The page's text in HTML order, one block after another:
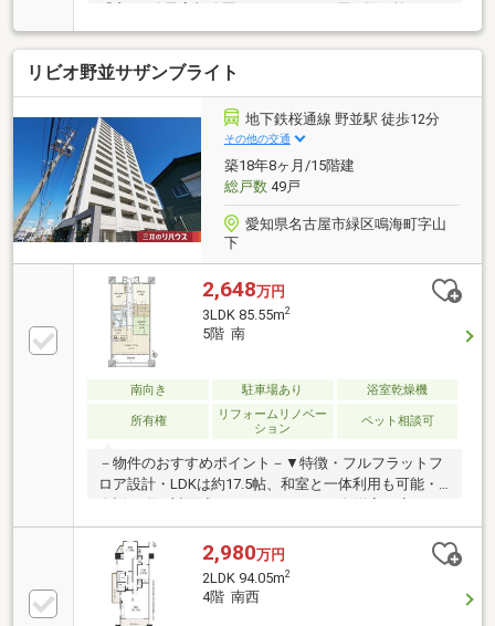
設 ～・市立鳴子小学校 390m・市立鳴子台中学校
890m・マックスバリュ 鳴子店 490m・ツルハドラッグ
鳴子店 420m・セブンイレブン 名古屋鳴子町3丁目店
550m・名古屋鳴子郵便局 410m・あいち銀行 鳴子中央
支店 370m・緑警察署 鳴子交番 390m・伊藤医院 810m
リビオ野並サザンブライト
地下鉄桜通線 野並駅 徒歩12分
その他の交通
築18年8ヶ月/15階建
総戸数49戸
愛知県名古屋市緑区鳴海町字山
下
2,648万円
3LDK 85.55m2
5階 南
南向き 駐車場あり 浴室乾燥機
所有権
リフォームリノベー
ション
ペット相談可
－物件のおすすめポイント－▼特徴・フルフラットフ
ロア設計・LDKは約17.5帖、和室と一体利用も可能・
収納を配置・オートロック・フロアセキュリティシス
テム・近隣月極駐車場1台確保(車種による／月額7000
円)・ペット飼育可能(規約有)▼2025年2月室内リフォ
ーム済【貼替】全室壁・天井壁紙、和室ふすま【その
他】LDフロアタイル上貼り 他▼周辺環境・ファミリマ
2,980万円
2LDK 94.05m2
4階 南西